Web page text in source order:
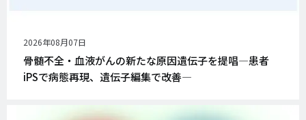
公
開
日
2026年08月07日
骨髄不全・血液がんの新たな原因遺伝子を提唱―患者
iPSで病態再現、遺伝子編集で改善―